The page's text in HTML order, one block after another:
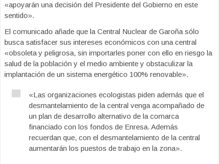
«apoyarán una decisión del Presidente del Gobierno en este
sentido».
El comunicado añade que la Central Nuclear de Garoña sólo
busca satisfacer sus intereses económicos con una central
«obsoleta y peligrosa, sin importarles poner con ello en riesgo la
salud de la población y el medio ambiente y obstaculizar la
implantación de un sistema energético 100% renovable».
«Las organizaciones ecologistas piden además que el
desmantelamiento de la central venga acompañado de
un plan de desarrollo alternativo de la comarca
financiado con los fondos de Enresa. Además
recuerdan que, con el desmantelamiento de la central
aumentarán los puestos de trabajo en la zona».